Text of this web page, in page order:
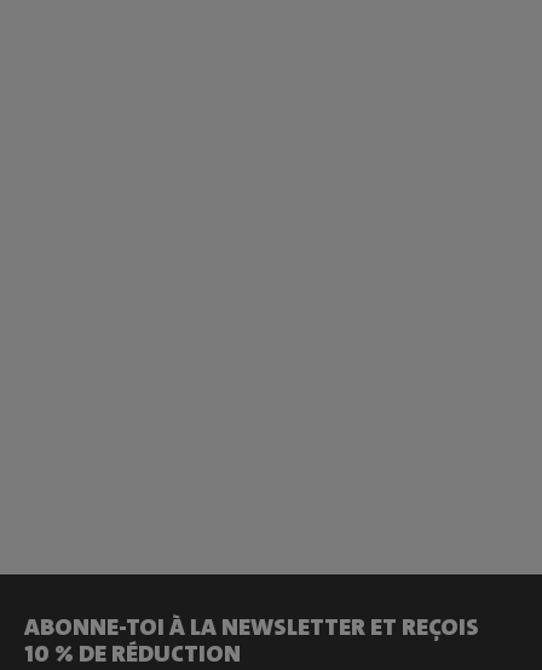
ABONNE-TOI À LA NEWSLETTER ET REÇOIS
10 % DE RÉDUCTION